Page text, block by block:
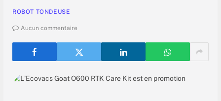
ROBOT TONDEUSE
Aucun commentaire